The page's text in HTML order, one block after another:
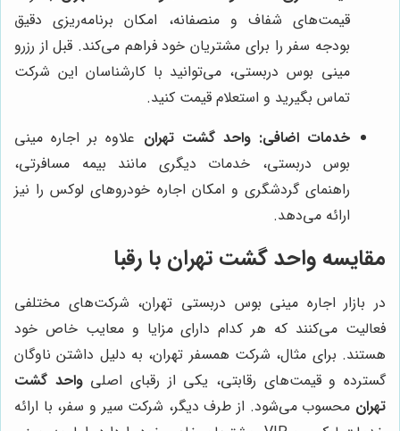
قیمت‌های شفاف و منصفانه، امکان برنامه‌ریزی دقیق
بودجه سفر را برای مشتریان خود فراهم می‌کند. قبل از رزرو
مینی بوس دربستی، می‌توانید با کارشناسان این شرکت
تماس بگیرید و استعلام قیمت کنید.
خدمات اضافی: واحد گشت تهران علاوه بر اجاره مینی
بوس دربستی، خدمات دیگری مانند بیمه مسافرتی،
راهنمای گردشگری و امکان اجاره خودروهای لوکس را نیز
ارائه می‌دهد.
مقایسه واحد گشت تهران با رقبا
در بازار اجاره مینی بوس دربستی تهران، شرکت‌های مختلفی
فعالیت می‌کنند که هر کدام دارای مزایا و معایب خاص خود
هستند. برای مثال، شرکت همسفر تهران، به دلیل داشتن ناوگان
گسترده و قیمت‌های رقابتی، یکی از رقبای اصلیواحد گشت
تهران محسوب می‌شود. از طرف دیگر، شرکت سیر و سفر، با ارائه